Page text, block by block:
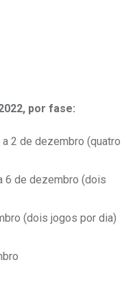
por fase:
2 de dezembro (quatro
6 de dezembro (dois
(dois jogos por dia)